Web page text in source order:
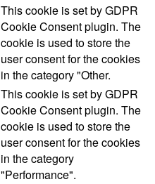
This cookie is set by GDPR
Cookie Consent plugin. The
cookie is used to store the
user consent for the cookies
in the category "Other.
This cookie is set by GDPR
Cookie Consent plugin. The
cookie is used to store the
user consent for the cookies
in the category
"Performance".